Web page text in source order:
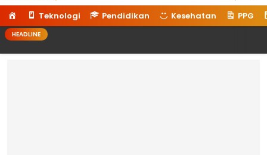
Ayyaseveriday
Beragam Informasi Hari Ini
HomeTeknologi Pendidikan Kesehatan PPG
HEADLINE